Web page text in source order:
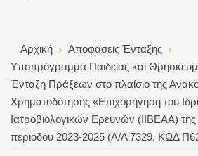
Αρχική
Αποφάσεις Ένταξης
Υποπρόγραμμα Παιδείας και
Ένταξη Πράξεων στο πλαίσιο της
Χρηματοδότησης «Επιχορήγηση του
Ιατροβιολογικών Ερευνών (ΙΙΒΕΑΑ)
περιόδου 2023-2025 (A/A 7329, ΚΩΔ